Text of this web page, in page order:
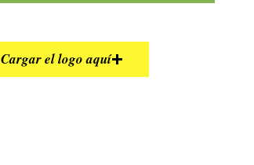
Cargar el logo aquí